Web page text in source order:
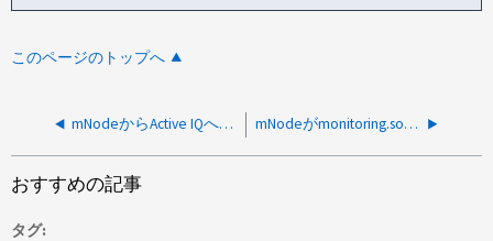
このページのトップへ
mNodeからActive IQへのレポートが突然停止する mNodeがmonitoring.solidfire.comを解決できない
おすすめの記事
タグ